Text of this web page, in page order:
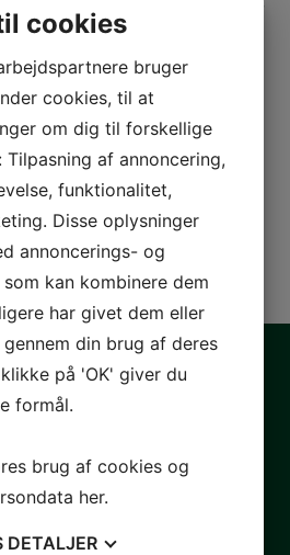
Verne Pedersen, næstformand i
Kjeldahl, direktør i Børns
næstformand i FADD,
Dagtilbud for udsatte børn og
direktør for det sociale
Alle medlemmer af Policy
radikal ændring af
cookies
bruger
cookies, til at
om dig til forskellige
Tilpasning af annoncering,
funktionalitet,
Disse oplysninger
annoncerings- og
kan kombinere dem
har givet dem eller
din brug af deres
på 'OK' giver du
formål.
brug af cookies og
her.
DETALJER